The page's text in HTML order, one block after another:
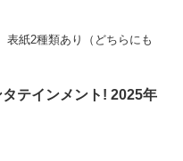
表紙2種類あり（どちらにも
タテインメント! 2025年